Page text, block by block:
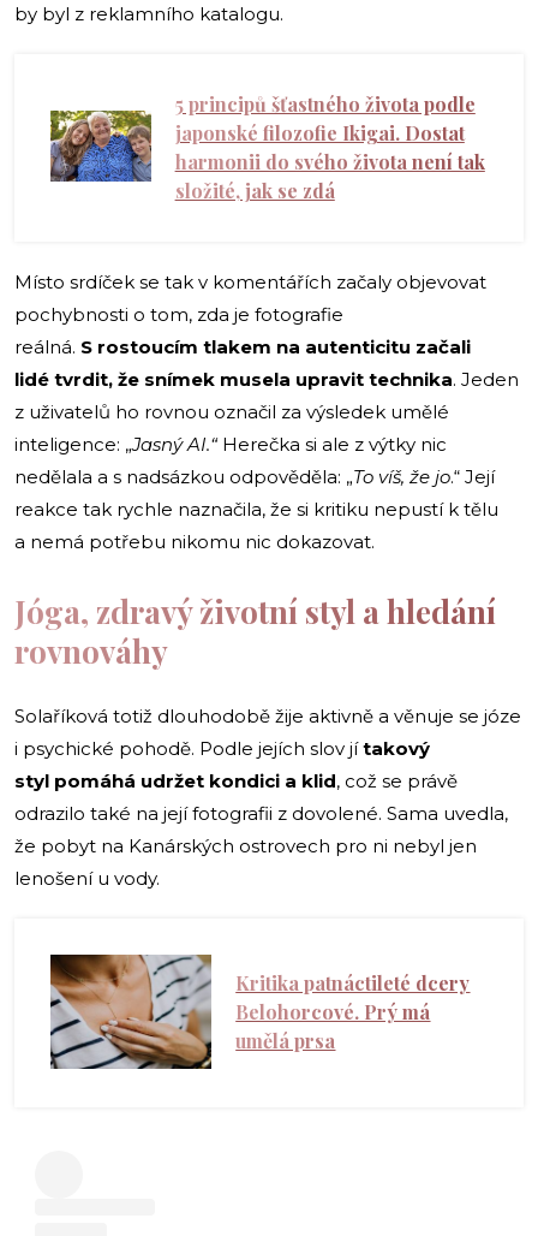
by byl z reklamního katalogu.
5 principů šťastného života podle
japonské filozofie Ikigai. Dostat
harmonii do svého života není tak
složité, jak se zdá
Místo srdíček se tak v komentářích začaly objevovat
pochybnosti o tom, zda je fotografie
reálná. S rostoucím tlakem na autenticitu začali
lidé tvrdit, že snímek musela upravit technika. Jeden
z uživatelů ho rovnou označil za výsledek umělé
inteligence: „Jasný AI.“ Herečka si ale z výtky nic
nedělala a s nadsázkou odpověděla: „To víš, že jo.“ Její
reakce tak rychle naznačila, že si kritiku nepustí k tělu
a nemá potřebu nikomu nic dokazovat.
Jóga, zdravý životní styl a hledání
rovnováhy
Solaříková totiž dlouhodobě žije aktivně a věnuje se józe
i psychické pohodě. Podle jejích slov jítakový
styl pomáhá udržet kondici a klid, což se právě
odrazilo také na její fotografii z dovolené. Sama uvedla,
že pobyt na Kanárských ostrovech pro ni nebyl jen
lenošení u vody.
Kritika patnáctileté dcery
Belohorcové. Prý má
umělá prsa